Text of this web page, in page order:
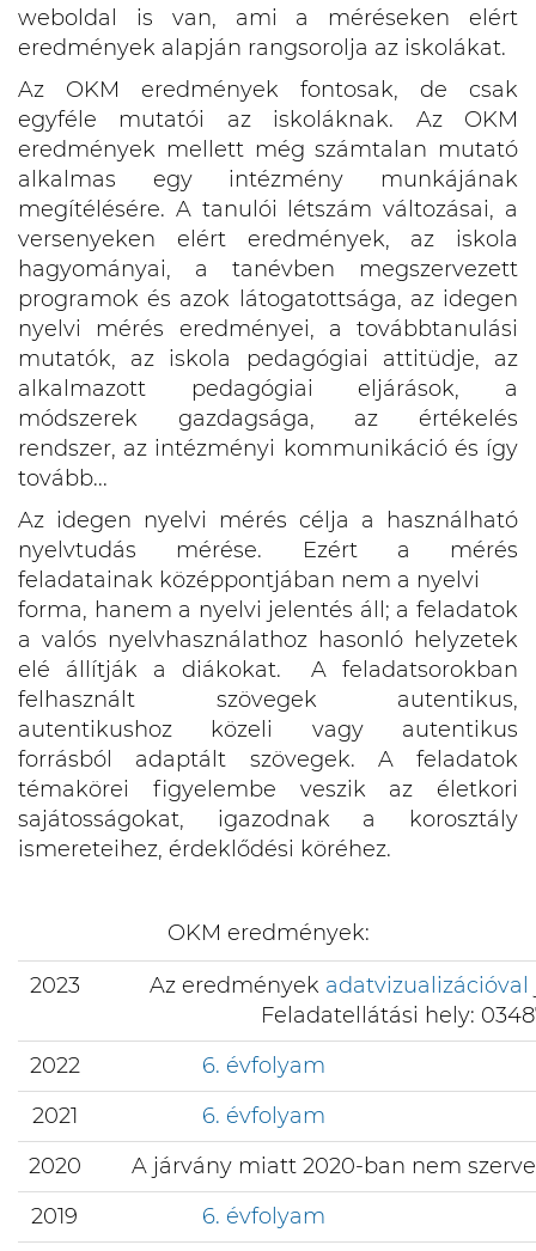
weboldal is van, ami a méréseken elért
eredmények alapján rangsorolja az iskolákat.
Az OKM eredmények fontosak, de csak
egyféle mutatói az iskoláknak. Az OKM
eredmények mellett még számtalan mutató
alkalmas egy intézmény munkájának
megítélésére. A tanulói létszám változásai, a
versenyeken elért eredmények, az iskola
hagyományai, a tanévben megszervezett
programok és azok látogatottsága, az idegen
nyelvi mérés eredményei, a továbbtanulási
mutatók, az iskola pedagógiai attitüdje, az
alkalmazott pedagógiai eljárások, a
módszerek gazdagsága, az értékelés
rendszer, az intézményi kommunikáció és így
tovább...
Az idegen nyelvi mérés célja a használható
nyelvtudás mérése. Ezért a mérés
feladatainak középpontjában nem a nyelvi
forma, hanem a nyelvi jelentés áll; a feladatok
a valós nyelvhasználathoz hasonló helyzetek
elé állítják a diákokat. A feladatsorokban
felhasznált szövegek autentikus,
autentikushoz közeli vagy autentikus
forrásból adaptált szövegek. A feladatok
témakörei figyelembe veszik az életkori
sajátosságokat, igazodnak a korosztály
ismereteihez, érdeklődési köréhez.
OKM eredmények:
2023
Az eredmények adatvizualizációval
Feladatellátási hely:
2022
6. évfolyam
2021
6. évfolyam
2020
A járvány miatt 2020-ban nem
2019
6. évfolyam